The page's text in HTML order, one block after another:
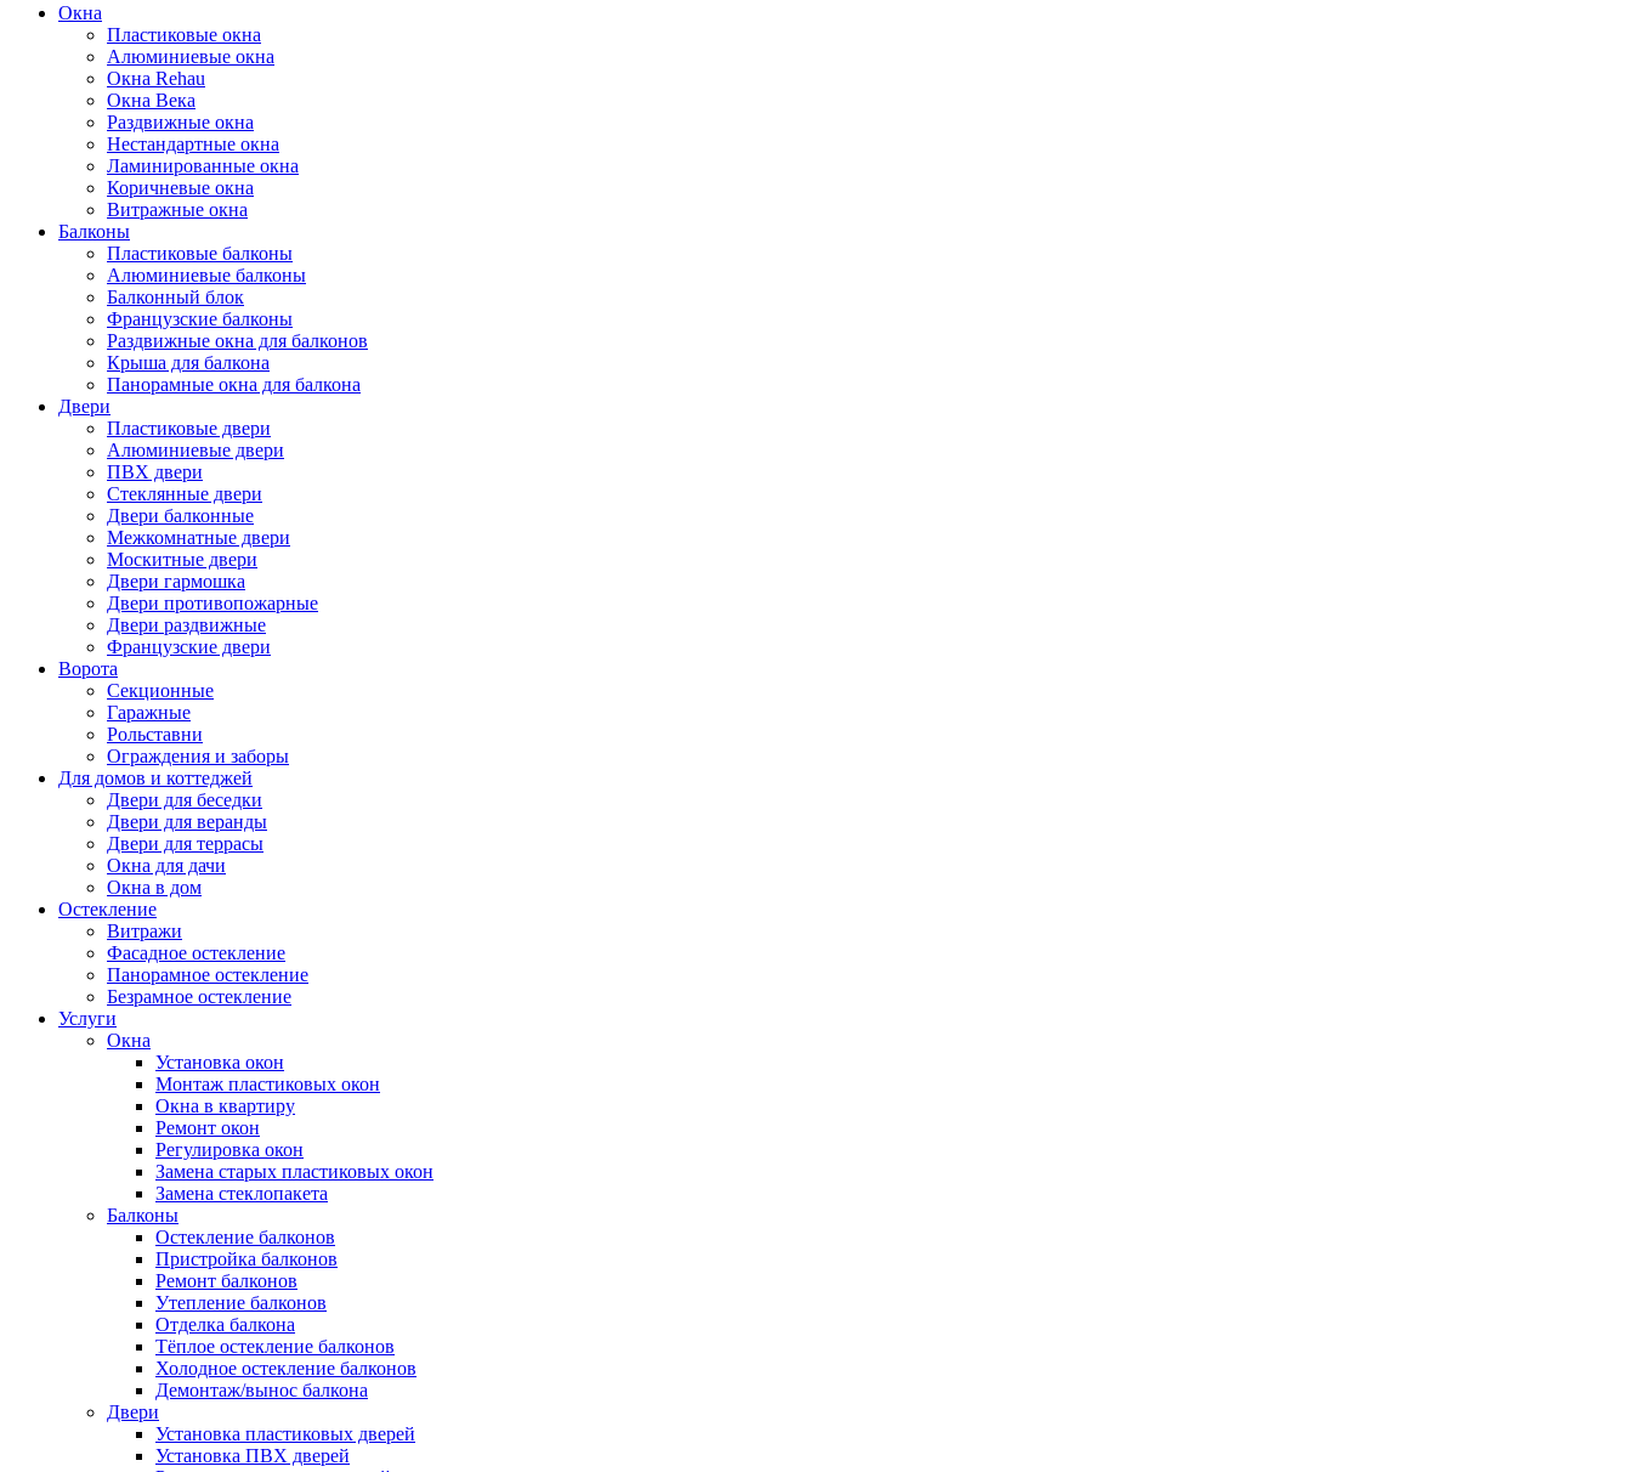
Окна
Пластиковые окна
Алюминиевые окна
Окна Rehau
Окна Века
Раздвижные окна
Нестандартные окна
Ламинированные окна
Коричневые окна
Витражные окна
Балконы
Пластиковые балконы
Алюминиевые балконы
Балконный блок
Французские балконы
Раздвижные окна для балконов
Крыша для балкона
Панорамные окна для балкона
Двери
Пластиковые двери
Алюминиевые двери
ПВХ двери
Стеклянные двери
Двери балконные
Межкомнатные двери
Москитные двери
Двери гармошка
Двери противопожарные
Двери раздвижные
Французские двери
Ворота
Секционные
Гаражные
Рольставни
Ограждения и заборы
Для домов и коттеджей
Двери для беседки
Двери для веранды
Двери для террасы
Окна для дачи
Окна в дом
Остекление
Витражи
Фасадное остекление
Панорамное остекление
Безрамное остекление
Услуги
Окна
Установка окон
Монтаж пластиковых окон
Окна в квартиру
Ремонт окон
Регулировка окон
Замена старых пластиковых окон
Замена стеклопакета
Балконы
Остекление балконов
Пристройка балконов
Ремонт балконов
Утепление балконов
Отделка балкона
Тёплое остекление балконов
Холодное остекление балконов
Демонтаж/вынос балкона
Двери
Установка пластиковых дверей
Установка ПВХ дверей